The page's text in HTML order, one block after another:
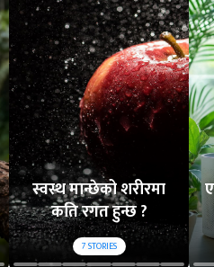
स्वस्थ मान्छेको शरीरमा
कति रगत हुन्छ ?
7STORIES